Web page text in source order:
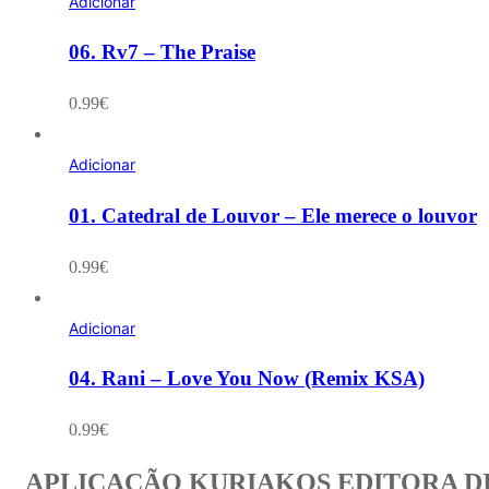
06. Rv7 – The Praise
0.99€
Adicionar
01. Catedral de Louvor – Ele merece o louvor
0.99€
Adicionar
04. Rani – Love You Now (Remix KSA)
0.99€
APLICAÇÃO KURIAKOS EDITORA